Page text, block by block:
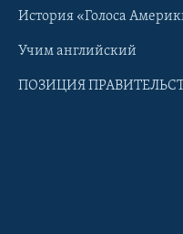
История «Голоса
Учим английский
ПОЗИЦИЯ